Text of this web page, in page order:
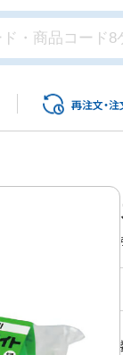
再注文・注